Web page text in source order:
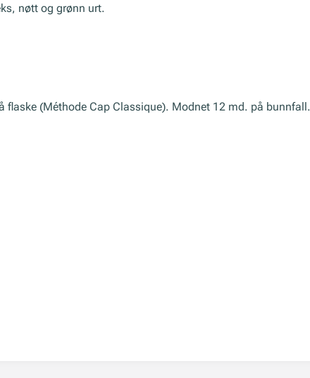
nøtt og grønn urt.
(Méthode Cap Classique). Modnet 12 md. på bunnfall.